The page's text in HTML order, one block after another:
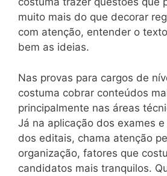
muito mais do que decorar
com atenção, entender o
bem as ideias.
Nas provas para cargos de
costuma cobrar conteúdos
principalmente nas áreas
Já na aplicação dos exames
dos editais, chama atenção
organização, fatores que
candidatos mais tranquilos.